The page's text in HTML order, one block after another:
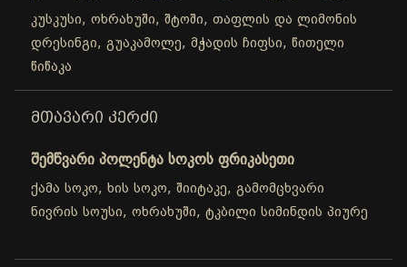
კუსკუსი, ოხრახუში, შტოში, თაფლის და ლიმონის
დრესინგი, გუაკამოლე, მჭადის ჩიფსი, წითელი
წიწაკა
ᲛᲗᲐᲕᲐᲠᲘ ᲙᲔᲠᲫᲘ
შემწვარი პოლენტა სოკოს ფრიკასეთი
ქამა სოკო, ხის სოკო, შიიტაკე, გამომცხვარი
ნივრის სოუსი, ოხრახუში, ტკბილი სიმინდის პიურე